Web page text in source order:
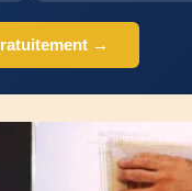
→